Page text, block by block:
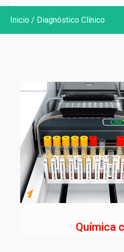
Informática médica
Inmunoensayo
Diagnóstico por Imagen
Ecografía
Radiografía
Mamografía
Resonancia Magnética
Inicio / Diagnóstico Clínico
Química